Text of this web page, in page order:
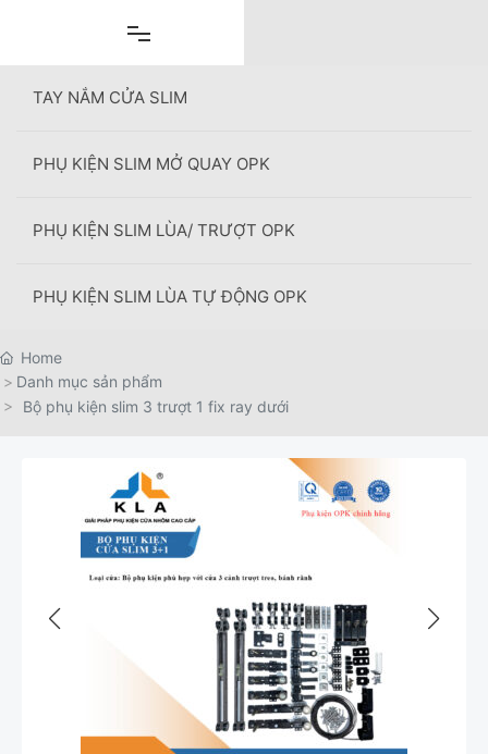
+
TAY NẮM CỬA SLIM
PHỤ KIỆN SLIM MỞ QUAY OPK
PHỤ KIỆN SLIM LÙA/ TRƯỢT OPK
PHỤ KIỆN SLIM LÙA TỰ ĐỘNG OPK
Home
Danh mục sản phẩm
Bộ phụ kiện slim 3 trượt 1 fix ray dưới